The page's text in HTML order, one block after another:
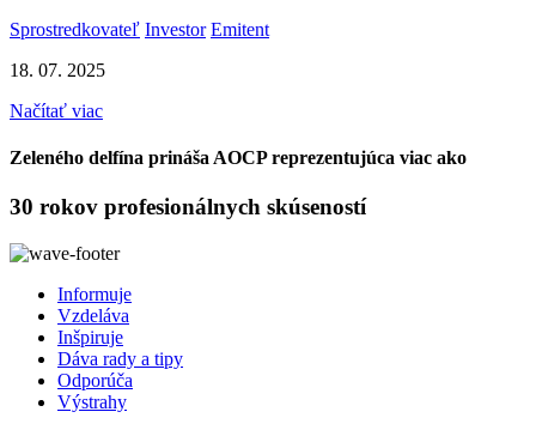
Sprostredkovateľ Investor Emitent
18. 07. 2025
Načítať viac
Zeleného delfína prináša AOCP reprezentujúca viac ako
30 rokov profesionálnych skúseností
Informuje
Vzdeláva
Inšpiruje
Dáva rady a tipy
Odporúča
Výstrahy